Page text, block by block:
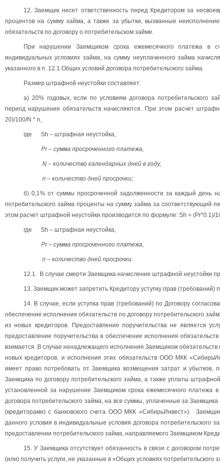
12. Заемщик несет ответственность перед Кредитором за
процентов на сумму займа, а также за убытки, вызванные
обязательств по договору о потребительском займе.
При нарушении Заемщиком срока ежемесячного платежа в
индивидуальных условиях займа, на сумму неуплаченного займа
указанного в п. 12.1 Общих условий договора потребительского займа.
Размер штрафной неустойки составляет:
а) 20% годовых, если по условиям договора потребительского
период нарушения обязательств начисляются. При этом расчет
20)/100/N * n,
где Sh – штрафная неустойка,
Pr – сумма просроченного платежа,
N – количество календарных дней в году,
n – количество дней просрочки;
б) 0,1% от суммы просроченной задолженности за каждый день
потребительского займа проценты на сумму займа за соответствующий
этом расчет штрафной неустойки производится по формуле: Sh = (Pr*0.1)/
где Sh – штрафная неустойка,
Pr – сумма просроченного платежа,
n – количество дней просрочки.
12.1. В случае смерти Заемщика начисление штрафной неустойки
13. Заемщик может запретить Кредитору уступку прав (требований)
14. В случае, если уступка прав (требований) по Договору
обеспечение исполнения обязательств по договору потребительского
из новых кредиторов. Предоставление поручительства не является
предоставление поручительства в обеспечение исполнения
взимается. В случае ненадлежащего исполнения Заемщиком
новых кредиторов, и исполнения этих обязательств ООО МКК
имеет право потребовать от Заемщика возмещения затрат и убытков,
Заемщика по договору потребительского займа, а также уплаты
установленной за нарушение Заемщиком срока ежемесячного платежа
договора потребительского займа, на все суммы, уплаченные за
(кредиторами) с банковского счета ООО МКК «СибирьИнвест»).
данного условия в индивидуальные условия договора потребительского
предоставлении потребительского займа, направляемого Заемщиком
15. У Заемщика отсутствует обязанность в связи с договором
(или) получить услуги, не указанные в «Общих условиях потребительского